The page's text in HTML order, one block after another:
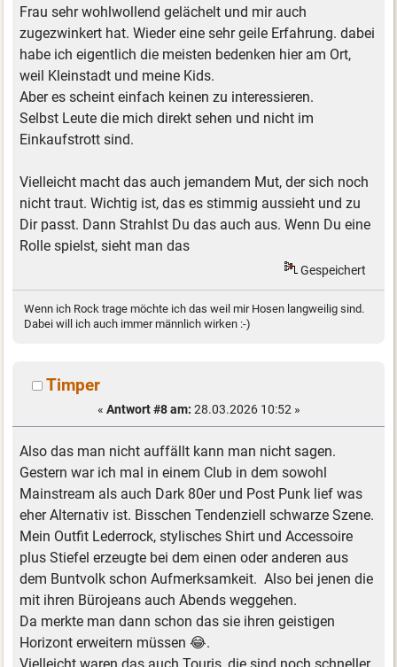
Frau sehr wohlwollend gelächelt und mir auch
zugezwinkert hat. Wieder eine sehr geile Erfahrung. dabei
habe ich eigentlich die meisten bedenken hier am Ort,
weil Kleinstadt und meine Kids.
Aber es scheint einfach keinen zu interessieren.
Selbst Leute die mich direkt sehen und nicht im
Einkaufstrott sind.
Vielleicht macht das auch jemandem Mut, der sich noch
nicht traut. Wichtig ist, das es stimmig aussieht und zu
Dir passt. Dann Strahlst Du das auch aus. Wenn Du eine
Rolle spielst, sieht man das
Gespeichert
Wenn ich Rock trage möchte ich das weil mir Hosen langweilig sind.
Dabei will ich auch immer männlich wirken :-)
Timper
« Antwort #8 am: 28.03.2026 10:52 »
Also das man nicht auffällt kann man nicht sagen.
Gestern war ich mal in einem Club in dem sowohl
Mainstream als auch Dark 80er und Post Punk lief was
eher Alternativ ist. Bisschen Tendenziell schwarze Szene.
Mein Outfit Lederrock, stylisches Shirt und Accessoire
plus Stiefel erzeugte bei dem einen oder anderen aus
dem Buntvolk schon Aufmerksamkeit. Also bei jenen die
mit ihren Bürojeans auch Abends weggehen.
Da merkte man dann schon das sie ihren geistigen
Horizont erweitern müssen 😂.
Vielleicht waren das auch Touris, die sind noch schneller